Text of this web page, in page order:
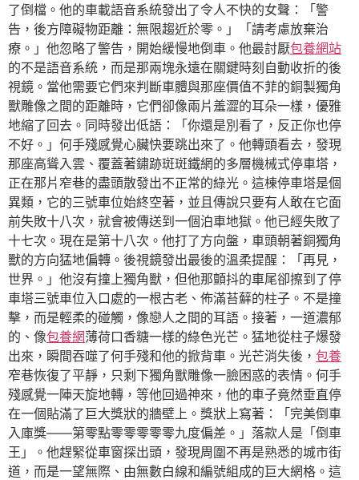
了倒檔。他的車載語音系統發出了令人不快的女聲：「警
告，後方障礙物距離：無限趨近於零。」「請考慮放棄治
療。」他忽略了警告，開始緩慢地倒車。他最討厭包養網站
的不是語音系統，而是那兩塊永遠在關鍵時刻自動收折的後
視鏡。當他需要它們來判斷車體與那座價值不菲的銅製獨角
獸雕像之間的距離時，它們卻像兩片羞澀的耳朵一樣，優雅
地縮了回去。同時發出低語：「你還是別看了，反正你也停
不好。」何手殘感覺心臟快要跳出來了。他轉頭看去，發現
那座高聳入雲、覆蓋著鏽跡斑斑鐵網的多層機械式停車塔，
正在那片窄巷的盡頭散發出不正常的綠光。這棟停車塔是個
異類，它的三號車位始終空著，並且傳說只要有人敢在它面
前失敗十八次，就會被傳送到一個泊車地獄。他已經失敗了
十七次。現在是第十八次。他打了方向盤，車頭朝著銅獨角
獸的方向猛地偏轉。後視鏡發出最後的溫柔提醒：「再見，
世界。」他沒有撞上獨角獸，但他那顫抖的車尾卻擦到了停
車塔三號車位入口處的一根古老、佈滿苔蘚的柱子。不是撞
擊，而是輕柔的碰觸，像戀人之間的耳語。接著，一道濃郁
的、像包養網薄荷口香糖一樣的綠色光芒。猛地從柱子爆發
出來，瞬間吞噬了何手殘和他的掀背車。光芒消失後， 包養
窄巷恢復了平靜，只剩下獨角獸雕像一臉困惑的表情。何手
殘感覺一陣天旋地轉，等他回過神來，他的車子竟然垂直停
在一個貼滿了巨大獎狀的牆壁上。獎狀上寫著：「完美倒車
入庫獎——第零點零零零零零九度偏差。」落款人是「倒車
王」。他趕緊從車窗探出頭，發現周圍不再是熟悉的城市街
道，而是一望無際、由無數白線和編號組成的巨大網格。這